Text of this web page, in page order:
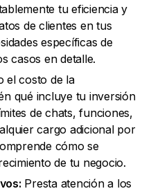
tu eficiencia y
de clientes en tus
específicas de
casos en detalle.
el costo de la
qué incluye tu inversión
de chats, funciones,
cargo adicional por
cómo se
de tu negocio.
Presta atención a los